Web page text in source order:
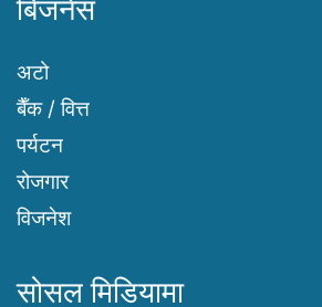
बिजनेस
अटो
बैँक / वित्त
पर्यटन
रोजगार
विजनेश
सोसल मिडियामा